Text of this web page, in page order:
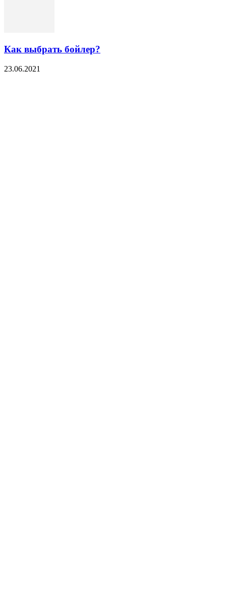
Как выбрать бойлер?
23.06.2021